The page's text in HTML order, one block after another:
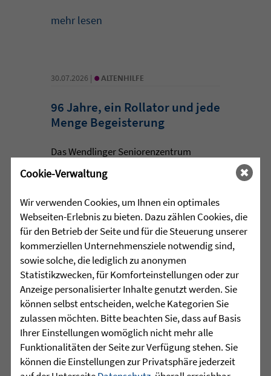
mehr lesen
30.07.2026 | • ALTENHILFE
96 Jahre, ein Rollator und jede
Menge Begeisterung
Das Wendlinger Seniorenzentrum
Taläcker der Zieglerschen setzte beim
Vinzenzifest mit einem 96-jährigen
ein Zeichen für gelebte ...
mehr lesen
30.07.2026 |•JUGENDHILFE
Grenzen verschieben, Stärken
entdecken
Manchmal beginnt die wichtigste Reise
Cookie-Verwaltung
Wir verwenden Cookies, um Ihnen ein optimales
Webseiten-Erlebnis zu bieten. Dazu zählen Cookies, die
für den Betrieb der Seite und für die Steuerung unserer
kommerziellen Unternehmensziele notwendig sind,
sowie solche, die lediglich zu anonymen
Statistikzwecken, für Komforteinstellungen oder zur
Anzeige personalisierter Inhalte genutzt werden. Sie
können selbst entscheiden, welche Kategorien Sie
zulassen möchten. Bitte beachten Sie, dass auf Basis
Ihrer Einstellungen womöglich nicht mehr alle
Funktionalitäten der Seite zur Verfügung stehen. Sie
können die Einstellungen zur Privatsphäre jederzeit